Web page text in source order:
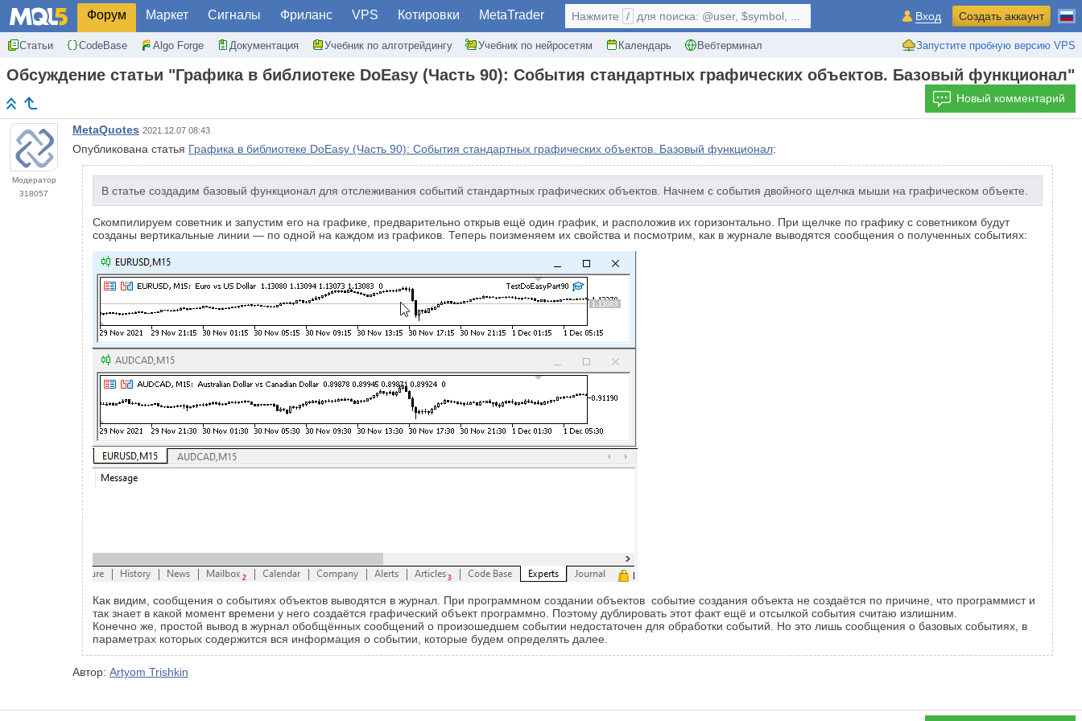
Форум Маркет Сигналы Фриланс VPS Котировки MetaTrader
Статьи CodeBase Algo Forge Документация Учебник по алготрейдингу Учебник по нейросетям Календарь Вебтерминал Запустите пробную версию VPS
Нажмите / для поиска: @user, $symbol, ... Вход Создать аккаунт
Обсуждение статьи "Графика в библиотеке DoEasy (Часть 90): События стандартных графических объектов. Базовый функционал"
Новый комментарий
Модератор
318057
MetaQuotes 2021.12.07 08:43
Опубликована статья Графика в библиотеке DoEasy (Часть 90): События стандартных графических объектов. Базовый функционал:
В статье создадим базовый функционал для отслеживания событий стандартных графических объектов. Начнем с события двойного щелчка мыши на графическом объекте.
Скомпилируем советник и запустим его на графике, предварительно открыв ещё один график, и расположив их горизонтально. При щелчке по графику с советником будут
созданы вертикальные линии — по одной на каждом из графиков. Теперь поизменяем их свойства и посмотрим, как в журнале выводятся сообщения о полученных событиях:
Как видим, сообщения о событиях объектов выводятся в журнал. При программном создании объектов событие создания объекта не создаётся по причине, что программист и
так знает в какой момент времени у него создаётся графический объект программно. Поэтому дублировать этот факт ещё и отсылкой события считаю излишним.
Конечно же, простой вывод в журнал обобщённых сообщений о произошедшем событии недостаточен для обработки событий. Но это лишь сообщения о базовых событиях, в
параметрах которых содержится вся информация о событии, которые будем определять далее.
Автор: Artyom Trishkin